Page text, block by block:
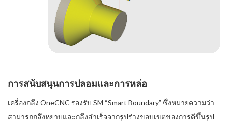
การสนับสนุนการปลอมและการหล่อ
เครื่องกลึง OneCNC รองรับ SM “Smart Boundary” ซึ่งหมายความว่า
สามารถกลึงหยาบและกลึงสำเร็จจากรูปร่างขอบเขตของการตีขึ้นรูป